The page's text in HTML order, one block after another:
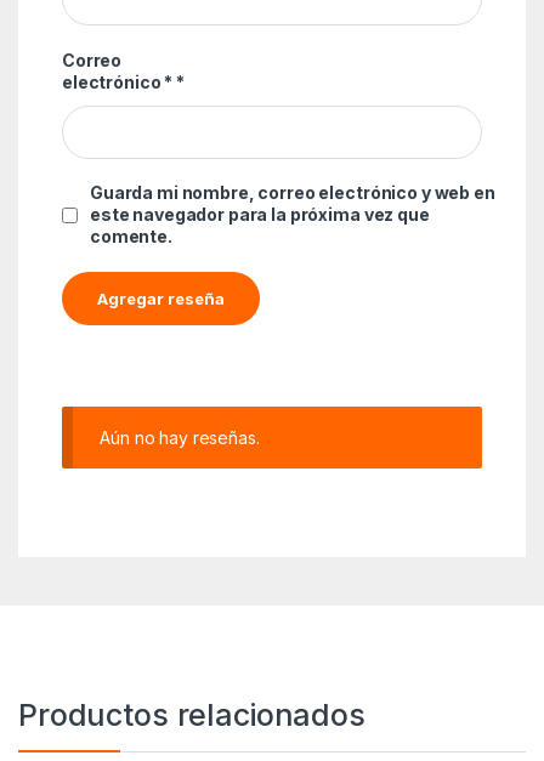
Correo
electrónico * *
Guarda mi nombre, correo electrónico y web en
este navegador para la próxima vez que
comente.
Aún no hay reseñas.
Productos relacionados